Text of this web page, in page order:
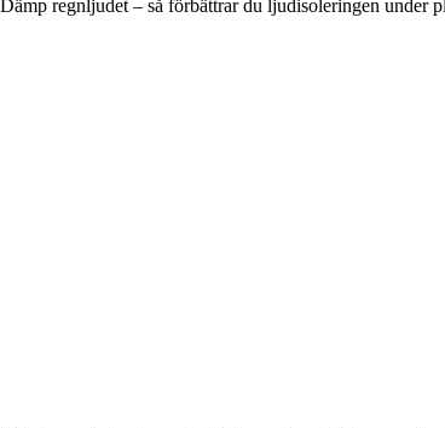
Dämp regnljudet – så förbättrar du ljudisoleringen under